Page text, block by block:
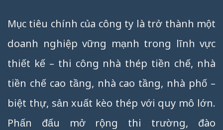
Mục tiêu chính của công ty là trở thành một
doanh nghiệp vững mạnh trong lĩnh vực
thiết kế – thi công nhà thép tiền chế, nhà
tiền chế cao tầng, nhà cao tầng, nhà phố –
biệt thự, sản xuất kèo thép với quy mô lớn.
Phấn đấu mở rộng thi trường, đào